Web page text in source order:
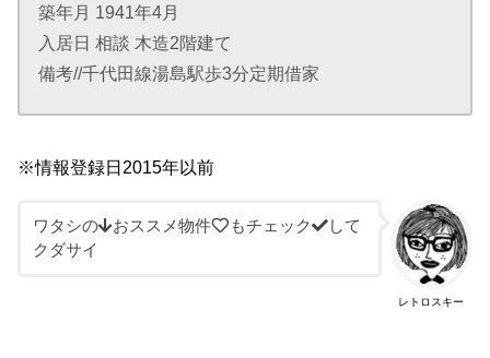
築年月 1941年4月
入居日 相談 木造2階建て
備考//千代田線湯島駅歩3分定期借家
※情報登録日2015年以前
レトロスキー
ワタシの おススメ物件 もチェック
して
クダサイ